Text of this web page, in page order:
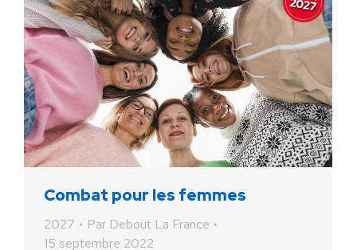
Combat pour les femmes
2027 Par Debout La France
15 septembre 2022